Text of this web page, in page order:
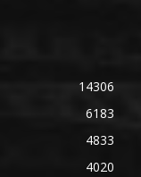
14306
6183
4833
4020